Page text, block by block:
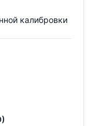
калибровки